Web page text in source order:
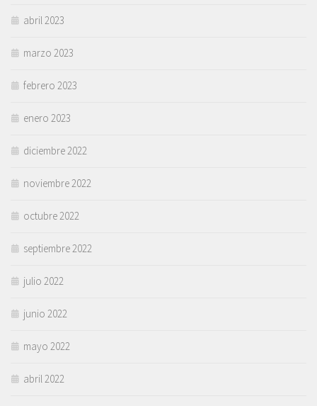
abril 2023
marzo 2023
febrero 2023
enero 2023
diciembre 2022
noviembre 2022
octubre 2022
septiembre 2022
julio 2022
junio 2022
mayo 2022
abril 2022